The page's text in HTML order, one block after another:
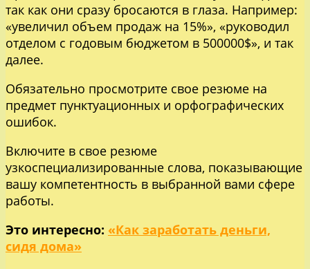
так как они сразу бросаются в глаза. Например:
«увеличил объем продаж на 15%», «руководил
отделом с годовым бюджетом в 500000$», и так
далее.
Обязательно просмотрите свое резюме на
предмет пунктуационных и орфографических
ошибок.
Включите в свое резюме
узкоспециализированные слова, показывающие
вашу компетентность в выбранной вами сфере
работы.
Это интересно: «Как заработать деньги,
сидя дома»